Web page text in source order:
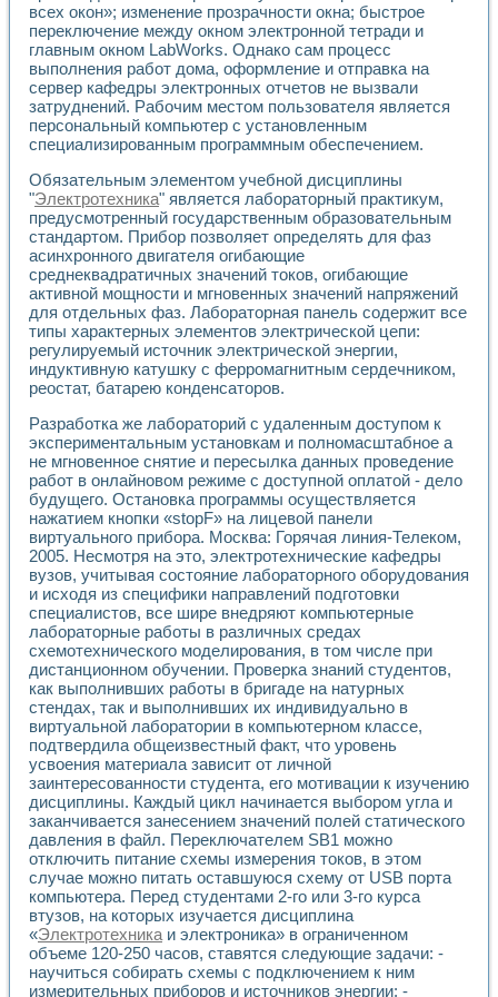
Разработка виртуальных тренажеров путем
Система блокировок, сигнализации и защиты ускорителя
Система сбора данных и управления процессом
Управление температурой газовой среды специальной
Разработка программного обеспечения с
Использование технологий NATIONAL INSTRUMENTS
Оборудование для промышленной термотрансферной
Автоматизация реометрических исследований на базе
Применение измерителя иммитанса для исследова¬ния
Исследование электромагнитных переходных процессов
Стенд для исследования электрических переходных
Автоматизация контроля сварных швов на базе
Измерительный контроль с применением
Моделирование надежности и эффективности систем
Лабораторные практикумы и учебные стенды
Автоматизация лабораторного стенда по измерению
Автоматизированные лабораторные комплексы для
Виртуальный прибор для исследования нелинейных
Использование виртуальных приборов в процесе
Лабораторный практикум по дисциплине «Цифровые
Лабораторный практикум по ИНС на основе LabVIEW
Лабораторный практикум по основам теории коммутации
Опыт использования NI LabVIEW для создания
Применение LabVIEW для исследования течения в
Создание виртуальной работы «Изучение магнитных
Обратный маятник
Устройство для изучения основ интерфейсов обмена по
Лабораторный практикум: изучение адиабатического
Стенд для исследования электрических переходных
Система статистической обработки результатов
Автоматизация лазерно-плазменных измерений с
Модельно-измерительный комплекс. Назначение. Состав.
Использование технологий NATIONAL INSTRUMENTS
Учебный практикум "Спектральный и корреляционный
Учебный стенд для исследования принципа действия
Оборудование и программное обеспечение учебных
Виртуальный лабораторный практикум для изучения
Управление роботом ТУР-10 средствами LabVIEW
Аппаратно-программный комплекс для исследования
Автоматизированный дистанционный лабораторный
Исследование возможности реставрации одномерных
Использование технологий NATIONAL INSTRUMENTS в
Разработка модификаций алгоритма полигармонической
Учебный стенд для исследования принципа действия
Виртуальная система поддержки принимаемых решений в
Преемственность дисциплин «Моделирование систем» и
всех окон»; изменение прозрачности окна; быстрое
переключение между окном электронной тетради и
главным окном LabWorks. Однако сам процесс
выполнения работ дома, оформление и отправка на
сервер кафедры электронных отчетов не вызвали
затруднений. Рабочим местом пользователя является
персональный компьютер с установленным
специализированным программным обеспечением.
Обязательным элементом учебной дисциплины
"Электротехника" является лабораторный практикум,
предусмотренный государственным образовательным
стандартом. Прибор позволяет определять для фаз
асинхронного двигателя огибающие
среднеквадратичных значений токов, огибающие
активной мощности и мгновенных значений напряжений
для отдельных фаз. Лабораторная панель содержит все
типы характерных элементов электрической цепи:
регулируемый источник электрической энергии,
индуктивную катушку с ферромагнитным сердечником,
реостат, батарею конденсаторов.
Разработка же лабораторий с удаленным доступом к
экспериментальным установкам и полномасштабное а
не мгновенное снятие и пересылка данных проведение
работ в онлайновом режиме с доступной оплатой - дело
будущего. Остановка программы осуществляется
нажатием кнопки «stopF» на лицевой панели
виртуального прибора. Москва: Горячая линия-Телеком,
2005. Несмотря на это, электротехнические кафедры
вузов, учитывая состояние лабораторного оборудования
и исходя из специфики направлений подготовки
специалистов, все шире внедряют компьютерные
лабораторные работы в различных средах
схемотехнического моделирования, в том числе при
дистанционном обучении. Проверка знаний студентов,
как выполнивших работы в бригаде на натурных
стендах, так и выполнивших их индивидуально в
виртуальной лаборатории в компьютерном классе,
подтвердила общеизвестный факт, что уровень
усвоения материала зависит от личной
заинтересованности студента, его мотивации к изучению
дисциплины. Каждый цикл начинается выбором угла и
заканчивается занесением значений полей статического
давления в файл. Переключателем SB1 можно
отключить питание схемы измерения токов, в этом
случае можно питать оставшуюся схему от USB порта
компьютера. Перед студентами 2-го или 3-го курса
втузов, на которых изучается дисциплина
«Электротехникаи электроника» в ограниченном
объеме 120-250 часов, ставятся следующие задачи: -
научиться собирать схемы с подключением к ним
измерительных приборов и источников энергии; -